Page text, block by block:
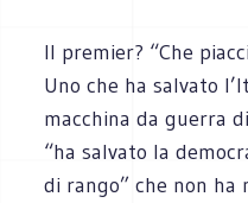
Il premier? “Che
Uno che ha salvato
macchina da guerra
“ha salvato la
di rango” che non ha